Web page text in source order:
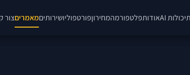
יכולות AI אודותפלטפורמהמחירוןפורטפוליושירותיםמאמריםצור